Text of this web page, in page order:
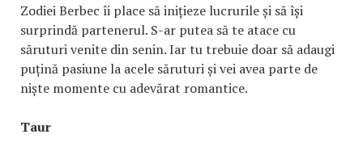
Zodiei Berbec îi place să inițieze lucrurile și să își
surprindă partenerul. S-ar putea să te atace cu
săruturi venite din senin. Iar tu trebuie doar să adaugi
puțină pasiune la acele săruturi și vei avea parte de
niște momente cu adevărat romantice.
Taur